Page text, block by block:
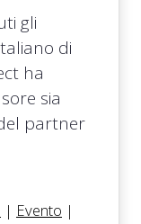
gli
di
ha
sia
partner
| Evento |